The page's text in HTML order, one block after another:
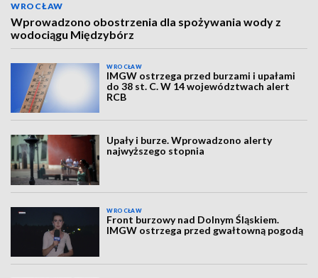
WROCŁAW
Wprowadzono obostrzenia dla spożywania wody z
wodociągu Międzybórz
WROCŁAW
IMGW ostrzega przed burzami i upałami
do 38 st. C. W 14 województwach alert
RCB
Upały i burze. Wprowadzono alerty
najwyższego stopnia
WROCŁAW
Front burzowy nad Dolnym Śląskiem.
IMGW ostrzega przed gwałtowną pogodą